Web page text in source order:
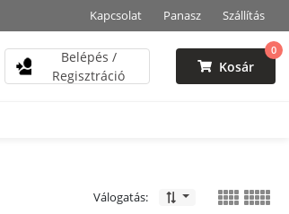
Kapcsolat Panasz Szállítás
Belépés /
Regisztráció
Kosár
0
Válogatás: